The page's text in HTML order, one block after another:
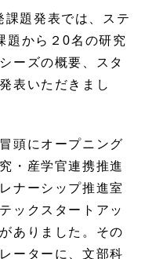
課題発表では、ステ
題から２0名の研究
ーズの概要、スタ
表いただきまし
頭にオープニング
・産学官連携推進
ナーシップ推進室
ックスタートアッ
ありました。その
ーターに、文部科